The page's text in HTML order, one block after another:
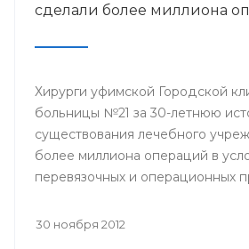
сделали более миллиона
Хирурги уфимской Городской
больницы №21 за 30-летнюю
существования лечебного
более миллиона операций в
перевязочных и операционных
вмешательств.
30 ноября 2012